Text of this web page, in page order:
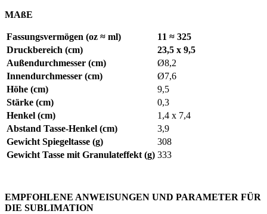
MAßE
Fassungsvermögen (oz ≈ ml)
11 ≈ 325
Druckbereich (cm)
23,5 x 9,5
Außendurchmesser (cm)
Ø8,2
Innendurchmesser (cm)
Ø7,6
Höhe (cm)
9,5
Stärke (cm)
0,3
Henkel (cm)
1,4 x 7,4
Abstand Tasse-Henkel (cm)
3,9
Gewicht Spiegeltasse (g)
308
Gewicht Tasse mit Granulateffekt (g) 333
EMPFOHLENE ANWEISUNGEN UND PARAMETER FÜR
DIE SUBLIMATION